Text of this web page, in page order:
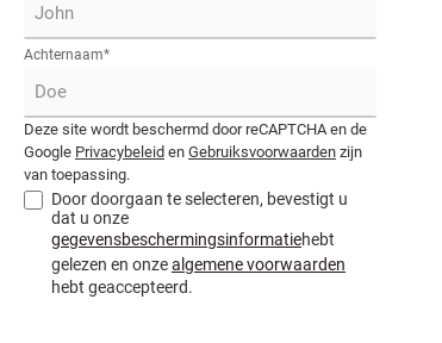
Achternaam*
Deze site wordt beschermd door reCAPTCHA en de
Google Privacybeleid en Gebruiksvoorwaarden zijn
van toepassing.
Door doorgaan te selecteren, bevestigt u
dat u onze
gegevensbeschermingsinformatiehebt
gelezen en onzealgemene voorwaarden
hebt geaccepteerd.